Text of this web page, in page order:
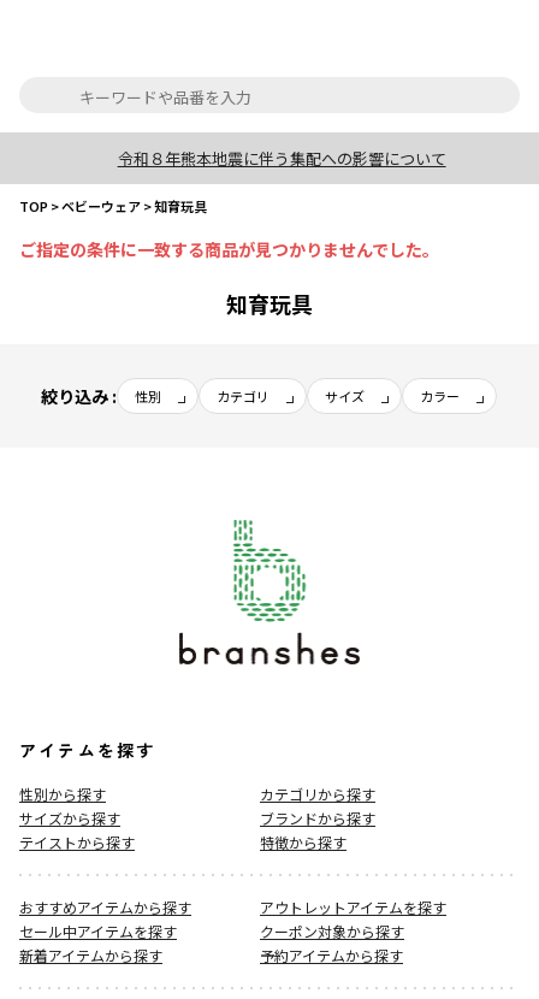
令和８年熊本地震に伴う集配への影響について
TOP>ベビーウェア>知育玩具
ご指定の条件に一致する商品が見つかりませんでした。
知育玩具
絞り込み : 性別 カテゴリ サイズ カラー
アイテムを探す
性別から探す
カテゴリから探す
サイズから探す
ブランドから探す
テイストから探す
特徴から探す
おすすめアイテムから探す
アウトレットアイテムを探す
セール中アイテムを探す
クーポン対象から探す
新着アイテムから探す
予約アイテムから探す